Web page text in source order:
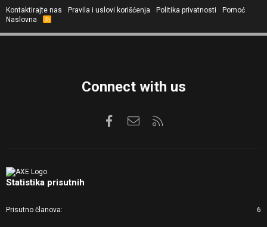
Kontaktirajte nas
Pravila i uslovi korišćenja Politika privatnosti
Pomoć
Naslovna
R
S
Connect with us
FacebookKontaktirajte nas
Statistika prisutnih
Prisutno članova 6